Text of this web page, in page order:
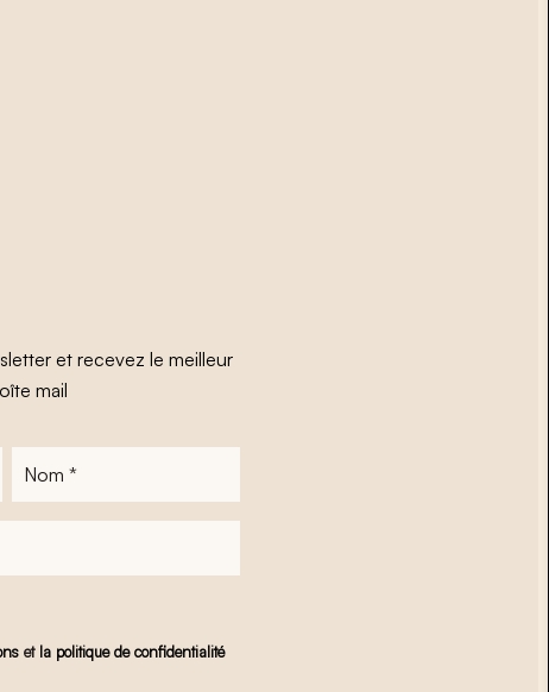
et recevez le meilleur
mail
et la politique de confidentialité